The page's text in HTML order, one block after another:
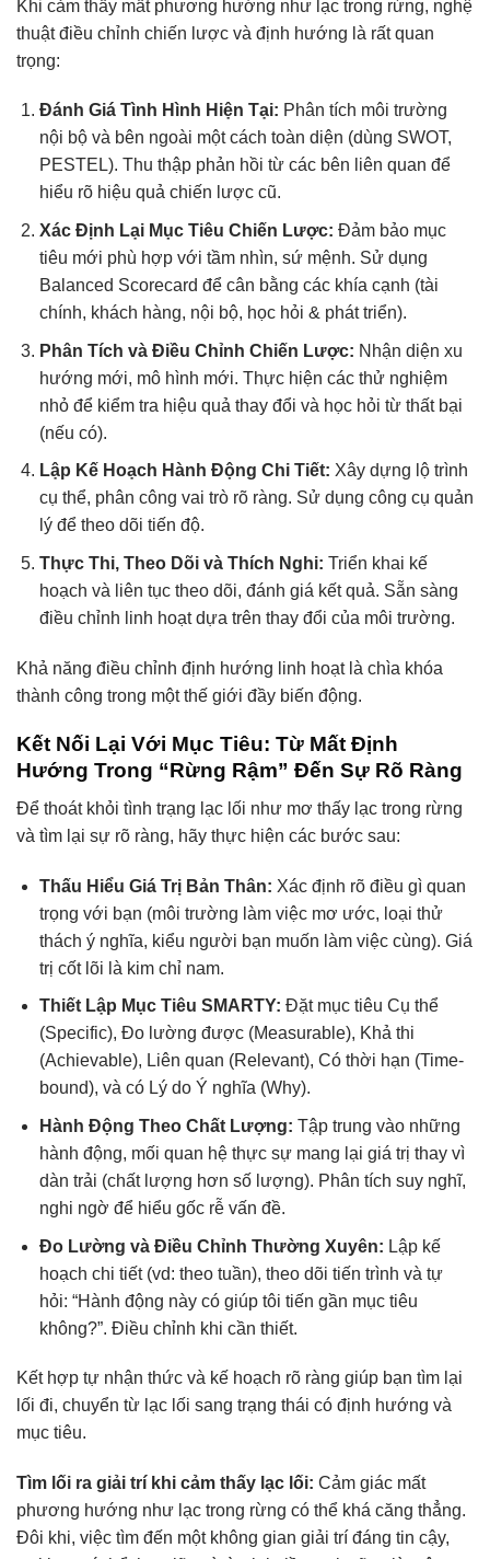
Khi cảm thấy mất phương hướng như lạc trong rừng, nghệ
thuật điều chỉnh chiến lược và định hướng là rất quan
trọng:
Đánh Giá Tình Hình Hiện Tại: Phân tích môi trường
nội bộ và bên ngoài một cách toàn diện (dùng SWOT,
PESTEL). Thu thập phản hồi từ các bên liên quan để
hiểu rõ hiệu quả chiến lược cũ.
Xác Định Lại Mục Tiêu Chiến Lược: Đảm bảo mục
tiêu mới phù hợp với tầm nhìn, sứ mệnh. Sử dụng
Balanced Scorecard để cân bằng các khía cạnh (tài
chính, khách hàng, nội bộ, học hỏi & phát triển).
Phân Tích và Điều Chỉnh Chiến Lược: Nhận diện xu
hướng mới, mô hình mới. Thực hiện các thử nghiệm
nhỏ để kiểm tra hiệu quả thay đổi và học hỏi từ thất bại
(nếu có).
Lập Kế Hoạch Hành Động Chi Tiết: Xây dựng lộ trình
cụ thể, phân công vai trò rõ ràng. Sử dụng công cụ quản
lý để theo dõi tiến độ.
Thực Thi, Theo Dõi và Thích Nghi: Triển khai kế
hoạch và liên tục theo dõi, đánh giá kết quả. Sẵn sàng
điều chỉnh linh hoạt dựa trên thay đổi của môi trường.
Khả năng điều chỉnh định hướng linh hoạt là chìa khóa
thành công trong một thế giới đầy biến động.
Kết Nối Lại Với Mục Tiêu: Từ Mất Định
Hướng Trong “Rừng Rậm” Đến Sự Rõ Ràng
Để thoát khỏi tình trạng lạc lối như mơ thấy lạc trong rừng
và tìm lại sự rõ ràng, hãy thực hiện các bước sau:
Thấu Hiểu Giá Trị Bản Thân: Xác định rõ điều gì quan
trọng với bạn (môi trường làm việc mơ ước, loại thử
thách ý nghĩa, kiểu người bạn muốn làm việc cùng). Giá
trị cốt lõi là kim chỉ nam.
Thiết Lập Mục Tiêu SMARTY: Đặt mục tiêu Cụ thể
(Specific), Đo lường được (Measurable), Khả thi
(Achievable), Liên quan (Relevant), Có thời hạn (Time-
bound), và có Lý do Ý nghĩa (Why).
Hành Động Theo Chất Lượng: Tập trung vào những
hành động, mối quan hệ thực sự mang lại giá trị thay vì
dàn trải (chất lượng hơn số lượng). Phân tích suy nghĩ,
nghi ngờ để hiểu gốc rễ vấn đề.
Đo Lường và Điều Chỉnh Thường Xuyên: Lập kế
hoạch chi tiết (vd: theo tuần), theo dõi tiến trình và tự
hỏi: “Hành động này có giúp tôi tiến gần mục tiêu
không?”. Điều chỉnh khi cần thiết.
Kết hợp tự nhận thức và kế hoạch rõ ràng giúp bạn tìm lại
lối đi, chuyển từ lạc lối sang trạng thái có định hướng và
mục tiêu.
Tìm lối ra giải trí khi cảm thấy lạc lối: Cảm giác mất
phương hướng như lạc trong rừng có thể khá căng thẳng.
Đôi khi, việc tìm đến một không gian giải trí đáng tin cậy,